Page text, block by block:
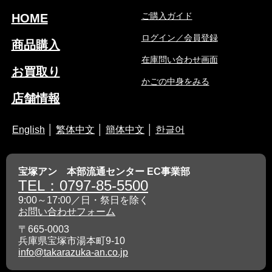
HOME
商品購入
お買取り
店舗情報
ご購入ガイド
ログイン／会員登録
在庫問い合わせ画面
かごの中身をみる
English 繁体中文 簡体中文 한글어
宝塚アン 本部流通センター EC事業部
TEL：0797-85-5500
9:00～17:00／日・祭日を除く
お問い合わせフォーム
〒665-0003
兵庫県宝塚市湯本町9-10
info@takarazuka-an.co.jp